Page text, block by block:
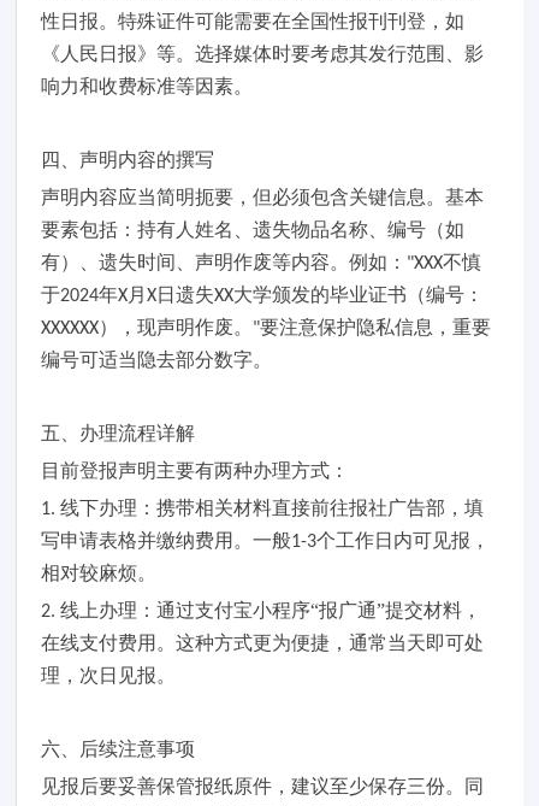
性日报。特殊证件可能需要在全国性报刊刊登，如
《人民日报》等。选择媒体时要考虑其发行范围、影
响力和收费标准等因素。
四、声明内容的撰写
声明内容应当简明扼要，但必须包含关键信息。基本
要素包括：持有人姓名、遗失物品名称、编号（如
有）、遗失时间、声明作废等内容。例如： "XXX不慎
于2024年X月X日遗失XX大学颁发的毕业证书（编号：
XXXXXX），现声明作废。 "要注意保护隐私信息，重要
编号可适当隐去部分数字。
五、办理流程详解
目前登报声明主要有两种办理方式：
1.线下办理：携带相关材料直接前往报社广告部，填
写申请表格并缴纳费用。一般1-3个工作日内可见报 ，
相对较麻烦。
2.线上办理：通过支付宝小程序“报广通”提交材料，
在线支付费用。这种方式更为便捷，通常当天即可处
理 ，次日见报。
六、后续注意事项
见报后要妥善保管报纸原件，建议至少保存三份。同